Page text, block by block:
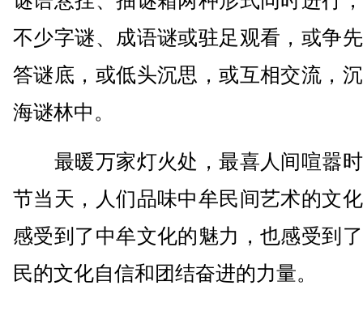
不少字谜、成语谜或驻足观看，或争
答谜底，或低头沉思，或互相交流，
海谜林中。
最暖万家灯火处，最喜人间喧嚣
节当天，人们品味中牟民间艺术的文
感受到了中牟文化的魅力，也感受到
民的文化自信和团结奋进的力量。